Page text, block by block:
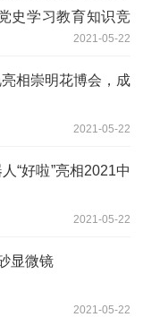
史学习教育知识竞
2021-05-22
相崇明花博会，成
2021-05-22
“好啦”亮相2021中
2021-05-22
显微镜
2021-05-22